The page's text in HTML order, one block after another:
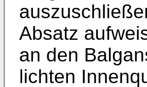
Absatz
an den
lichten